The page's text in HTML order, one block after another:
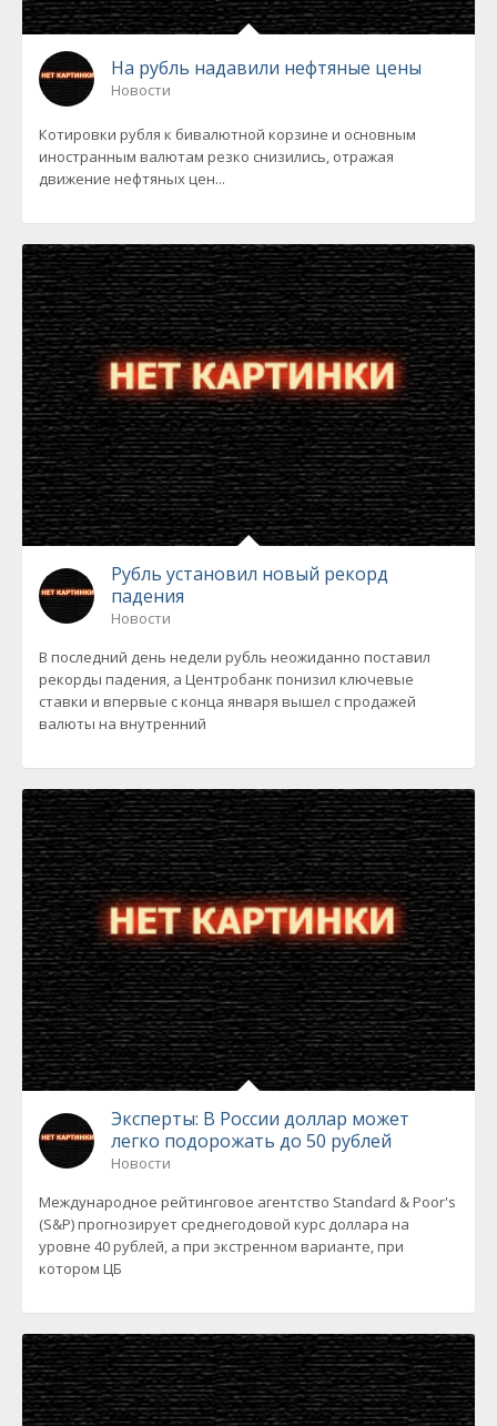
На рубль надавили нефтяные цены
Новости
Котировки рубля к бивалютной корзине и основным
иностранным валютам резко снизились, отражая
движение нефтяных цен...
Рубль установил новый рекорд
падения
Новости
В последний день недели рубль неожиданно поставил
рекорды падения, а Центробанк понизил ключевые
ставки и впервые с конца января вышел с продажей
валюты на внутренний
Эксперты: В России доллар может
легко подорожать до 50 рублей
Новости
Международное рейтинговое агентство Standard & Poor's
(S&P) прогнозирует среднегодовой курс доллара на
уровне 40 рублей, а при экстренном варианте, при
котором ЦБ